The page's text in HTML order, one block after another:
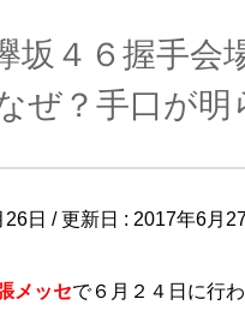
坂４６握手
ぜ？手口が明
日 / 更新日 : 2017年6月
メッセで６月２４日に行